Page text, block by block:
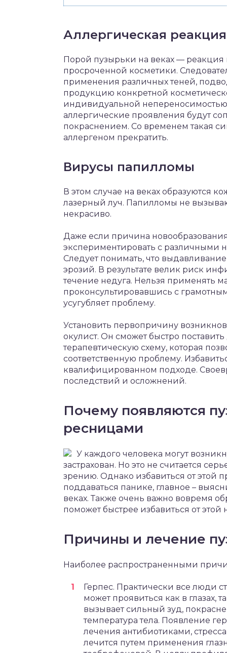
Аллергическая реакция
Порой пузырьки на веках — реакция
просроченной косметики.
применения различных теней,
продукцию конкретной
индивидуальной
аллергические проявления будут
покраснением. Со временем такая
аллергеном прекратить.
Вирусы папилломы
В этом случае на веках образуются
лазерный луч. Папилломы не
некрасиво.
Даже если причина
экспериментировать с
Следует понимать, что
эрозий. В результате велик риск
течение недуга. Нельзя применять
проконсультировавшись с
усугубляет проблему.
Установить первопричину
окулист. Он сможет быстро
терапевтическую схему, которая
соответственную проблему.
квалифицированном подходе.
последствий и осложнений.
Почему появляются
ресницами
У каждого человека могут
застрахован. Но это не считается
зрению. Однако избавиться от этой
поддаваться панике, главное –
веках. Также очень важно вовремя
поможет быстрее избавиться от этой
Причины и лечение
Наиболее распространенными
Герпес. Практически все люди
может проявиться как в глазах,
вызывает сильный зуд,
температура тела. Появление
лечения антибиотиками,
лечится путем применения